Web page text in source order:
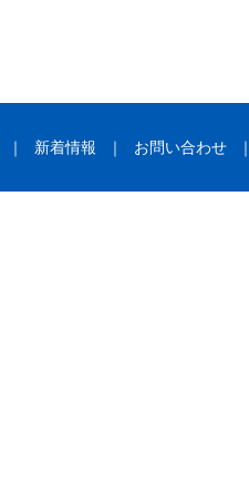
｜ 新着情報 ｜ お問い合わせ ｜